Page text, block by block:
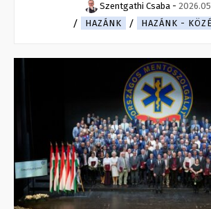
Szentgathi Csaba -
HAZÁNK
HAZÁNK -